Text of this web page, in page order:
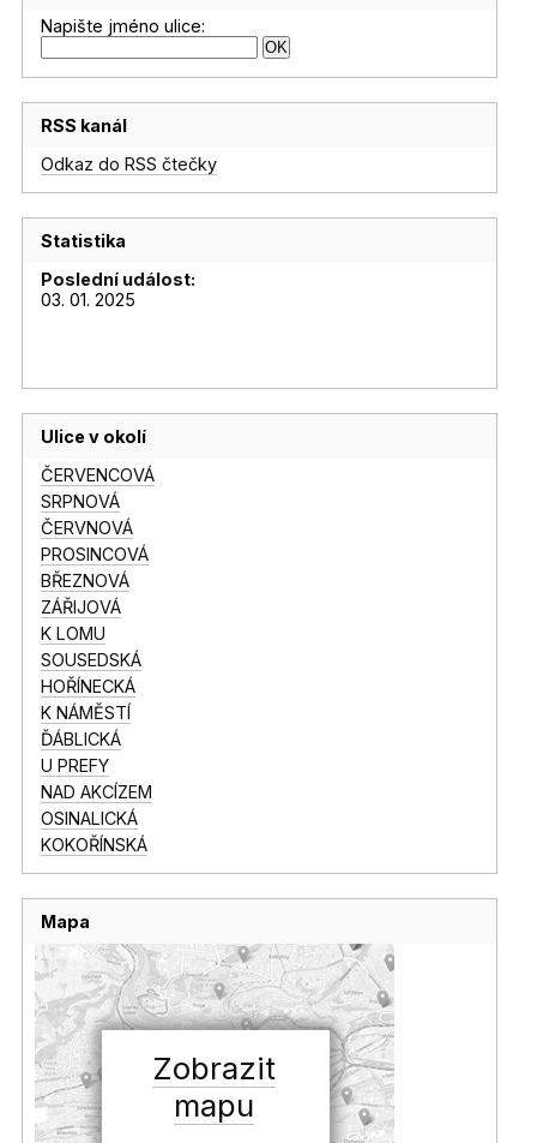
Napište jméno ulice:
RSS kanál
Odkaz do RSS čtečky
Statistika
Poslední událost:
03. 01. 2025
Ulice v okolí
ČERVENCOVÁ
SRPNOVÁ
ČERVNOVÁ
PROSINCOVÁ
BŘEZNOVÁ
ZÁŘIJOVÁ
K LOMU
SOUSEDSKÁ
HOŘÍNECKÁ
K NÁMĚSTÍ
ĎÁBLICKÁ
U PREFY
NAD AKCÍZEM
OSINALICKÁ
KOKOŘÍNSKÁ
Mapa
Zobrazit
mapu